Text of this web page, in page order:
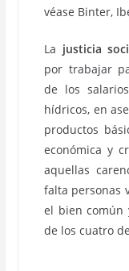
véase Binter,
La justicia
por trabajar
de los
hídricos, en
productos
económica y
aquellas
falta personas
el bien común
de los cuatro